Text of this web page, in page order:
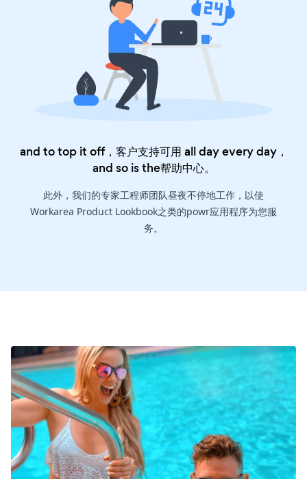
and to top it off，客户支持可用 all day every day，
and so is the帮助中心。
此外，我们的专家工程师团队昼夜不停地工作，以使
Workarea Product Lookbook之类的powr应用程序为您服
务。